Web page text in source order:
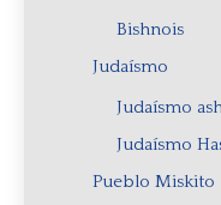
Bishnois
Judaísmo
Judaísmo
Judaísmo
Pueblo Miskito